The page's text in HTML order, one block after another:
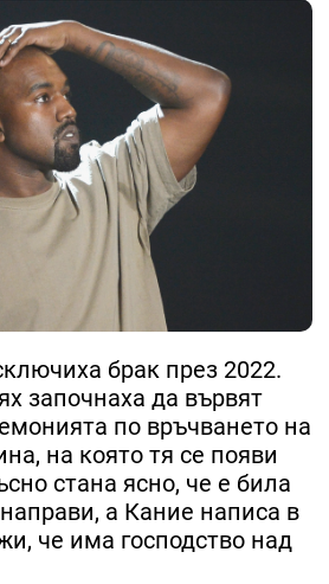
брак през 2022.
започнаха да вървят
по връчването на
на която тя се появи
стана ясно, че е била
а Кание написа в
че има господство над